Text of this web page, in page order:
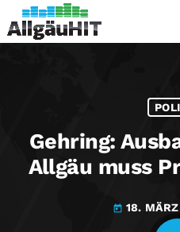
Gehring:
Allgäu muss
today 18.